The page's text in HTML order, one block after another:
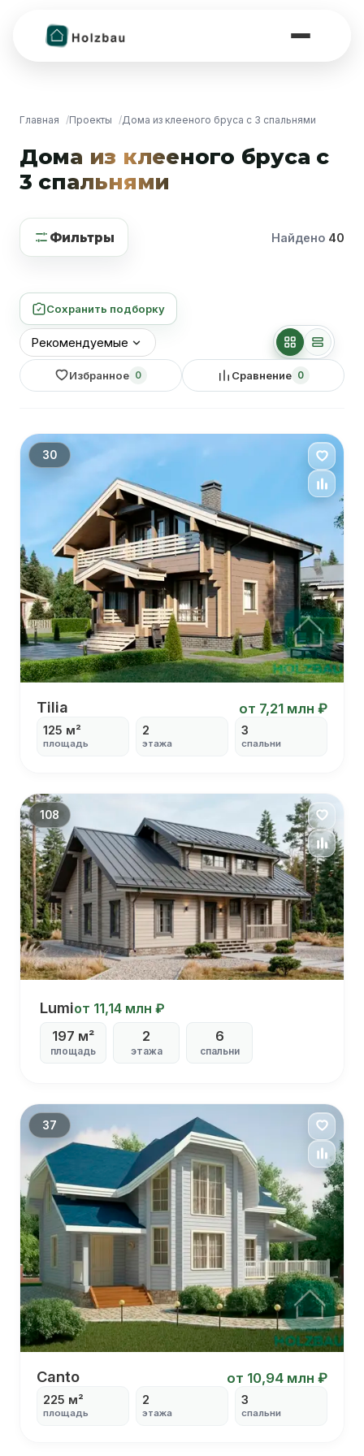
Главная Проекты Дома из клееного бруса с 3 спальнями
Дома из клееного бруса с
3 спальнями
Фильтры Найдено 40
Избранное 0 Сравнение 0
Сохранить подборку
30
С кабинетом
Дом 9х9
Tilia от 7,21 млн ₽
125 м²
площадь
2
этажа
3
спальни
108
террасой
С
кабинетом
С
столовой
Дом 11х13
Lumiот 11,14 млн ₽
197 м²
площадь
2
этажа
6
спальни
37
Дом 13х15
Canto от 10,94 млн ₽
225 м²
площадь
2
этажа
3
спальни